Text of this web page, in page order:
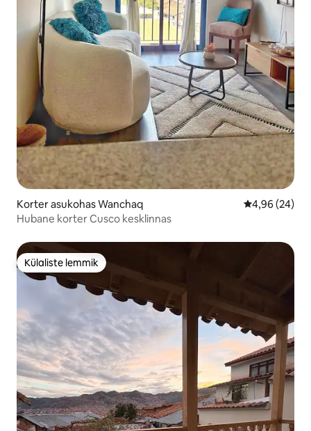
Korter asukohas Wanchaq Keskmine
4,96 (24)
Hubane korter Cusco kesklinnas
Külaliste lemmik
Külaliste lemmik